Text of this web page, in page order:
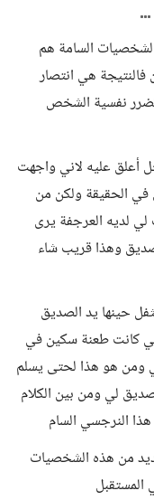
السامة هم
هي انتصار
نفسية الشخص
أعلق عليه لاني واجهت
الحقيقة ولكن من
لديه العرجفة يرى
وهذا قريب شاء
حينها يد الصديق
كانت طعنة سكين في
ومن هو هذا لحتى يسلم
لي ومن بين الكلام
النرجسي السام
من هذه الشخصيات